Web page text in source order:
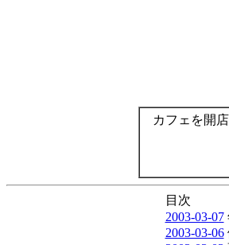
カフェを開
目次
2003-03-07
2003-03-06